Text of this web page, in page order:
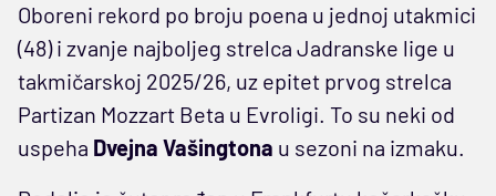
Oboreni rekord po broju poena u jednoj utakmici
(48) i zvanje najboljeg strelca Jadranske lige u
takmičarskoj 2025/26, uz epitet prvog strelca
Partizan Mozzart Beta u Evroligi. To su neki od
uspeha Dvejna Vašingtona u sezoni na izmaku.